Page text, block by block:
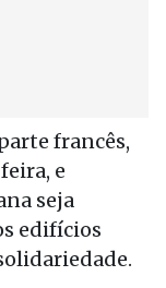
francês,
e
seja
edifícios